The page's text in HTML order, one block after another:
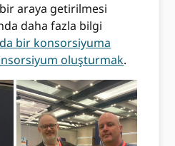
araya getirilmesi
daha fazla bilgi
bir konsorsiyuma
oluşturmak.